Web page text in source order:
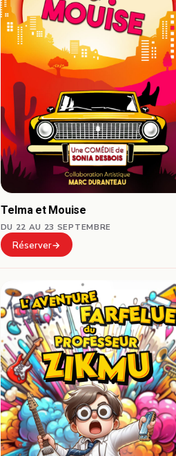
Telma et Mouise
DU 22 AU 23 SEPTEMBRE
Réserver